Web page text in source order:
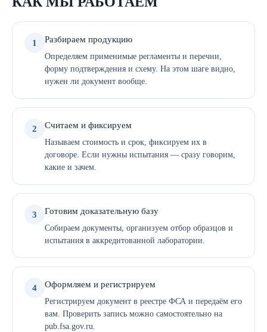
1 Разбираем продукцию
Определяем применимые регламенты и перечни,
форму подтверждения и схему. На этом шаге видно,
нужен ли документ вообще.
2 Считаем и фиксируем
Называем стоимость и срок, фиксируем их в
договоре. Если нужны испытания — сразу говорим,
какие и зачем.
3 Готовим доказательную базу
Собираем документы, организуем отбор образцов и
испытания в аккредитованной лаборатории.
4 Оформляем и регистрируем
Регистрируем документ в реестре ФСА и передаём его
вам. Проверить запись можно самостоятельно на
pub.fsa.gov.ru.